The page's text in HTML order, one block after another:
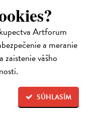
Artforum
a meranie
vášho
SÚHLASÍM
Výbor z
(1894–1936?),